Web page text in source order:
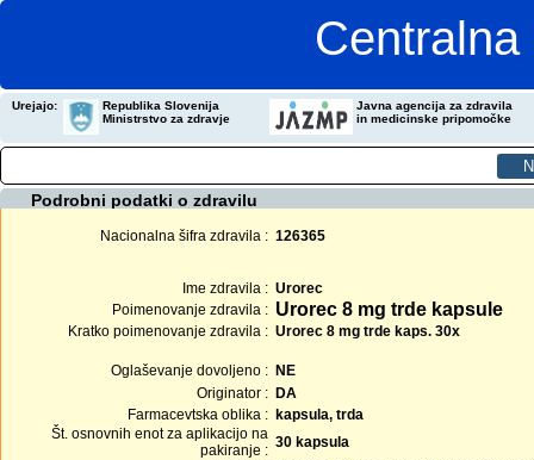
Urejajo:
Republika Slovenija
Ministrstvo za zdravje
Javna agencija za zdravila
in medicinske pripomočke
Podrobni podatki o zdravilu
Nacionalna šifra zdravila : 126365
Ime zdravila : Urorec
Poimenovanje zdravila : Urorec 8 mg trde kapsule
Kratko poimenovanje zdravila : Urorec 8 mg trde kaps. 30x
Oglaševanje dovoljeno : NE
Originator : DA
Farmacevtska oblika : kapsula, trda
Št. osnovnih enot za aplikacijo na
pakiranje : 30 kapsula